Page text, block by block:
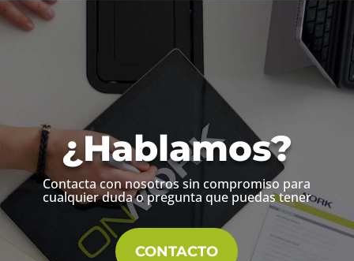
¿Hablamos?
Contacta con nosotros sin compromiso para
cualquier duda o pregunta que puedas tener
CONTACTO